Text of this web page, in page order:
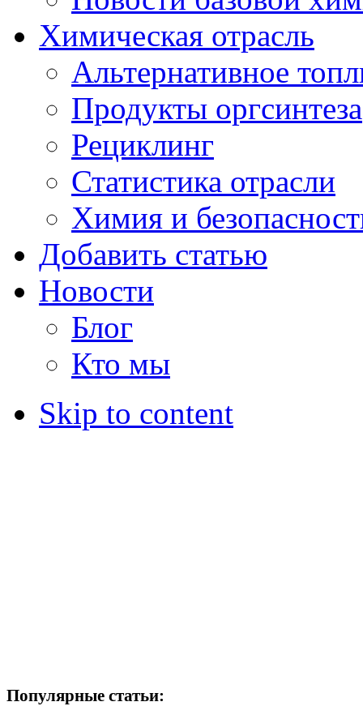
Химическая отрасль
Альтернативное
Продукты оргсинтеза
Рециклинг
Статистика отрасли
Химия и
Добавить статью
Новости
Блог
Кто мы
Skip to content
Популярные статьи: